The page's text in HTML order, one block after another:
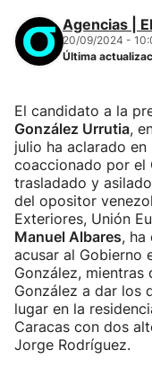
Agencias |
20/09/2024 -
Última
El candidato a la
González Urrutia,
julio ha aclarado
coaccionado por el
trasladado y
del opositor
Exteriores, Unión
Manuel Albares, ha
acusar al Gobierno
González, mientras
González a dar los
lugar en la
Caracas con dos
Jorge Rodríguez.